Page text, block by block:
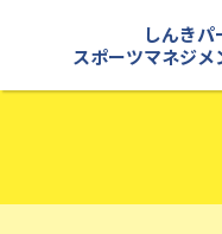
しんきパ
スポーツマネジ